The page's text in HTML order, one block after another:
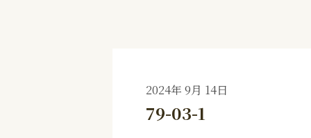
2024年 9月 14日
79-03-1